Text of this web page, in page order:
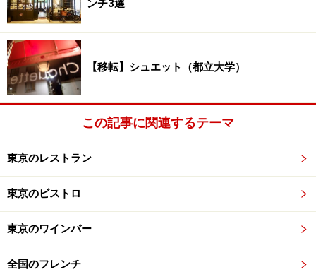
ンチ3選
【移転】シュエット（都立大学）
この記事に関連するテーマ
東京のレストラン
東京のビストロ
東京のワインバー
全国のフレンチ